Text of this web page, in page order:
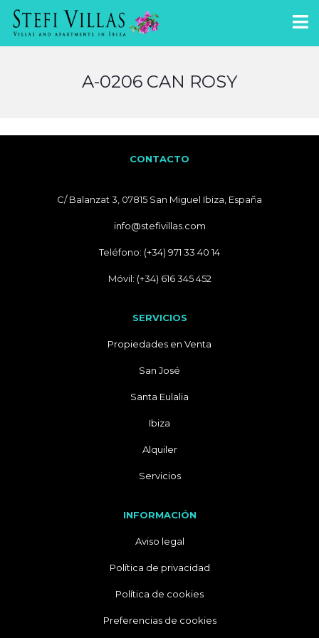
A-0206 CAN ROSY
CONTACTO
C/ Balanzat 3, 07815 San Miguel Ibiza, España
info@stefivillas.com
Teléfono: (+34) 971 33 40 14
Móvil: (+34) 616 345 452
SERVICIOS
Propiedades en Venta
San José
Santa Eulalia
Ibiza
Alquiler
Servicios
INFORMACIÓN
Aviso legal
Política de privacidad
Política de cookies
Preferencias de cookies